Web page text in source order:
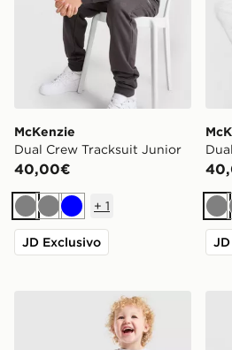
McKenzie
Dual Crew Tracksuit Junior
40,00€
GrigioGrigio
Blu
+ 1
JD Exclusivo
adidas Originals Completo